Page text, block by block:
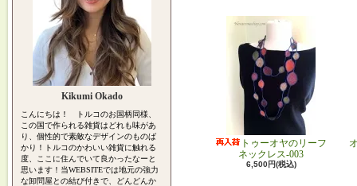
Kikumi Okado
こんにちは！ トルコのお国柄同様、
この国で作られる雑貨はどれも味があ
り、個性的で素敵なデザインのものば
かり！トルコのかわいい雑貨に触れる
度、ここに住んでいて良かったなーと
思います！当WEBSITEでは地元の強力
な卸問屋との結び付きで、どんどんか
トゥーオヤのリーフ
ネックレス-003
6,500円(税込)